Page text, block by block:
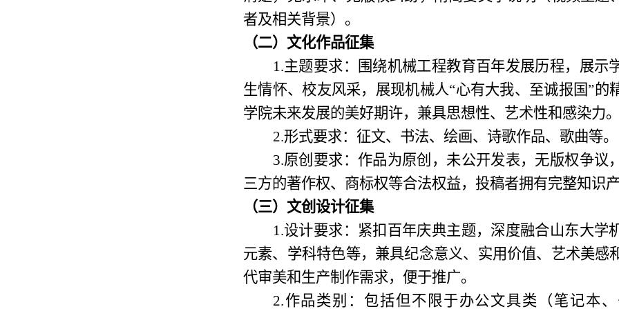
者及相关背景）。
（二） 文化作品征集
1.主题要求：围绕机械工程教育百年发展历程， 展示
生情怀、校友风采，展现机械人“心有大我、至诚报国”的
学院未来发展的美好期许，兼具思想性、艺术性和感染力
2.形式要求： 征文、书法、绘画、诗歌作品、 歌曲等。
3.原创要求：作品为原创，未公开发表，无版权争议
三方的著作权、商标权等合法权益，投稿者拥有完整知识
（三）文创设计征集
1.设计要求：紧扣百年庆典主题，深度融合山东大学
元素、 学科特色等， 兼具纪念意义、实用价值、艺术美感
代审美和生产制作需求，便于推广。
2.作品类别：包括但不限于办公文具类（笔记本